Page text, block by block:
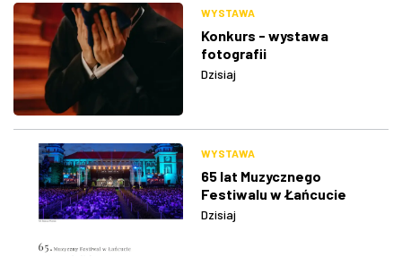
WYSTAWA
Konkurs - wystawa
fotografii
Dzisiaj
WYSTAWA
65 lat Muzycznego
Festiwalu w Łańcucie
Dzisiaj